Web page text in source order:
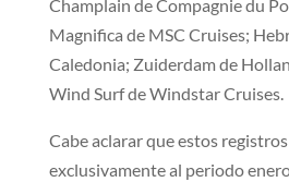
Champlain de Compagnie du
Magnifica de MSC Cruises;
Caledonia; Zuiderdam de
Wind Surf de Windstar Cruises.
Cabe aclarar que estos
exclusivamente al periodo